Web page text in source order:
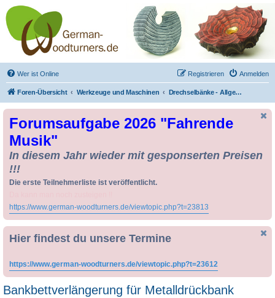
Drechseln und
Kunsthandwerk -
German-Woodturners
*Forum Sauerland*
Der Treffpunkt für Drechsler und Freunde des Kunsthandwerks
Wer ist Online Anmelden
Registrieren
Foren-Übersicht Werkzeuge und Maschinen Drechselbänke - Allgemeines und Erfahrungsberichte
Forumsaufgabe 2026 "Fahrende
Musik"
In diesem Jahr wieder mit gesponserten Preisen
!!!
Die erste Teilnehmerliste ist veröffentlicht.
https://www.german-woodturners.de/viewtopic.php?t=23813
Hier findest du unsere Termine
https://www.german-woodturners.de/viewtopic.php?t=23612
Bankbettverlängerung für Metalldrückbank